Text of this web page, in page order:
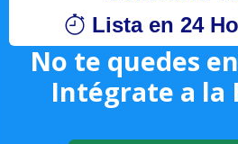
Lista en 24
No te quedes
Intégrate a la